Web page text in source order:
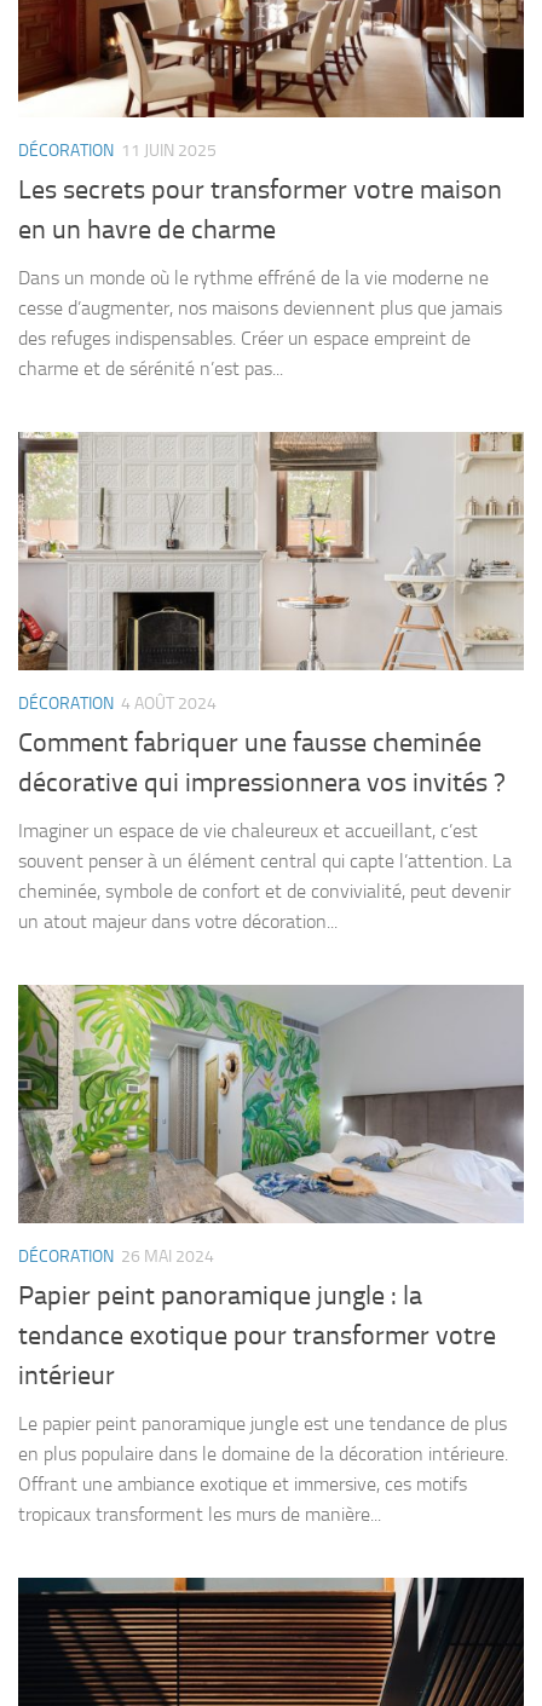
DÉCORATION 11 JUIN 2025
Les secrets pour transformer votre maison
en un havre de charme
Dans un monde où le rythme effréné de la vie moderne ne
cesse d’augmenter, nos maisons deviennent plus que jamais
des refuges indispensables. Créer un espace empreint de
charme et de sérénité n’est pas...
DÉCORATION 4 AOÛT 2024
Comment fabriquer une fausse cheminée
décorative qui impressionnera vos invités ?
Imaginer un espace de vie chaleureux et accueillant, c’est
souvent penser à un élément central qui capte l’attention. La
cheminée, symbole de confort et de convivialité, peut devenir
un atout majeur dans votre décoration...
DÉCORATION 26 MAI 2024
Papier peint panoramique jungle : la
tendance exotique pour transformer votre
intérieur
Le papier peint panoramique jungle est une tendance de plus
en plus populaire dans le domaine de la décoration intérieure.
Offrant une ambiance exotique et immersive, ces motifs
tropicaux transforment les murs de manière...